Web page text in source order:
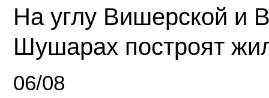
На углу Вишерской и
Шушарах построят
06/08